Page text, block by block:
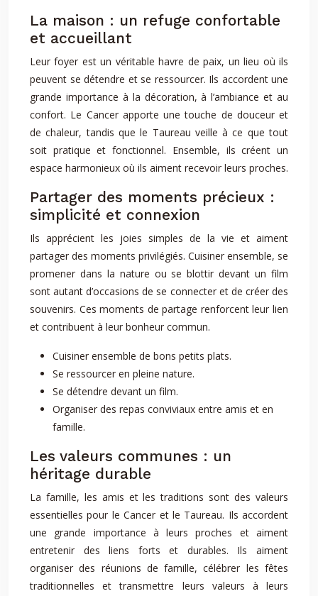
La maison : un refuge confortable
et accueillant
Leur foyer est un véritable havre de paix, un lieu où ils
peuvent se détendre et se ressourcer. Ils accordent une
grande importance à la décoration, à l’ambiance et au
confort. Le Cancer apporte une touche de douceur et
de chaleur, tandis que le Taureau veille à ce que tout
soit pratique et fonctionnel. Ensemble, ils créent un
espace harmonieux où ils aiment recevoir leurs proches.
Partager des moments précieux :
simplicité et connexion
Ils apprécient les joies simples de la vie et aiment
partager des moments privilégiés. Cuisiner ensemble, se
promener dans la nature ou se blottir devant un film
sont autant d’occasions de se connecter et de créer des
souvenirs. Ces moments de partage renforcent leur lien
et contribuent à leur bonheur commun.
Cuisiner ensemble de bons petits plats.
Se ressourcer en pleine nature.
Se détendre devant un film.
Organiser des repas conviviaux entre amis et en
famille.
Les valeurs communes : un
héritage durable
La famille, les amis et les traditions sont des valeurs
essentielles pour le Cancer et le Taureau. Ils accordent
une grande importance à leurs proches et aiment
entretenir des liens forts et durables. Ils aiment
organiser des réunions de famille, célébrer les fêtes
traditionnelles et transmettre leurs valeurs à leurs